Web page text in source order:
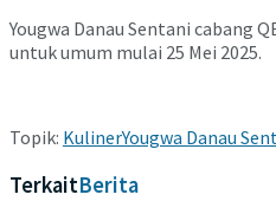
Yougwa Danau Sentani cabang
untuk umum mulai 25 Mei 2025.
Topik: KulinerYougwa Danau
TerkaitBerita